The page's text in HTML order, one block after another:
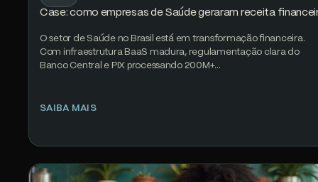
Case: como empresas de Saúde geraram receita
O setor de Saúde no Brasil está em transformação financeira.
Com infraestrutura BaaS madura, regulamentação clara do
Banco Central e PIX processando 200M+…
SAIBA MAIS